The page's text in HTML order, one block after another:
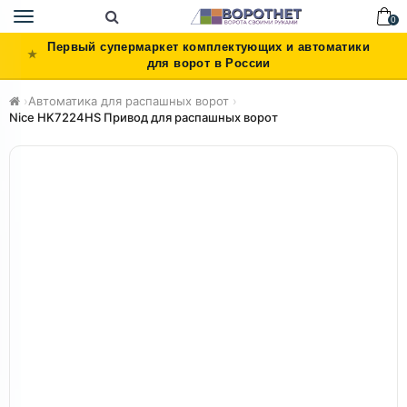
Toggle
navigation
0
Первый супермаркет комплектующих и автоматики
для ворот в России
›Автоматика для распашных ворот ›
Nice HK7224HS Привод для распашных ворот